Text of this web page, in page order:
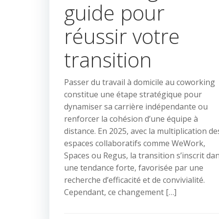
guide pour
réussir votre
transition
Passer du travail à domicile au coworking
constitue une étape stratégique pour
dynamiser sa carrière indépendante ou
renforcer la cohésion d’une équipe à
distance. En 2025, avec la multiplication
espaces collaboratifs comme WeWork,
Spaces ou Regus, la transition s’inscrit
une tendance forte, favorisée par une
recherche d’efficacité et de convivialité.
Cependant, ce changement […]